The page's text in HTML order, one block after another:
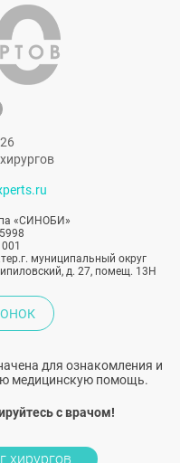
«СИНОБИ»
муниципальный округ
д. 27, помещ. 13Н
для ознакомления и
медицинскую помощь.
с врачом!
хирургов